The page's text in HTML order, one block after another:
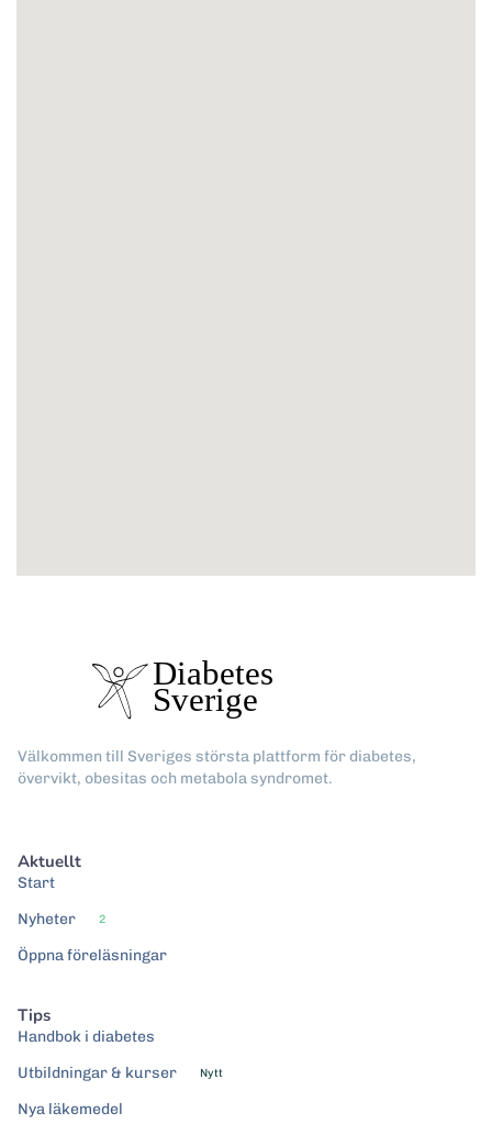
Välkommen till Sveriges största plattform för diabetes,
övervikt, obesitas och metabola syndromet.
Aktuellt
Start
Nyheter
2
Öppna föreläsningar
Tips
Handbok i diabetes
Utbildningar & kurser
Nytt
Nya läkemedel